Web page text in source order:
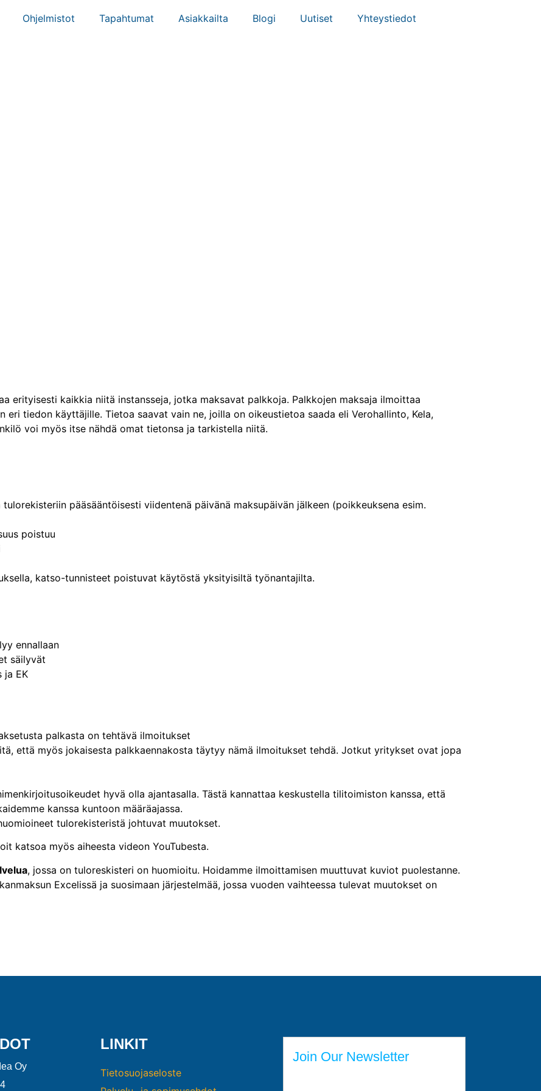
Ohjelmistot Tapahtumat Asiakkailta Blogi Uutiset Yhteystiedot
erityisesti kaikkia niitä instansseja, jotka maksavat palkkoja. Palkkojen maksaja ilmoittaa
tiedon käyttäjille. Tietoa saavat vain ne, joilla on oikeustietoa saada eli Verohallinto, Kela,
voi myös itse nähdä omat tietonsa ja tarkistella niitä.
pääsääntöisesti viidentenä päivänä maksupäivän jälkeen (poikkeuksena esim.
poistuu
katso-tunnisteet poistuvat käytöstä yksityisiltä työnantajilta.
ennallaan
säilyvät
ja EK
palkasta on tehtävä ilmoitukset
että myös jokaisesta palkkaennakosta täytyy nämä ilmoitukset tehdä. Jotkut yritykset ovat jopa
hyvä olla ajantasalla. Tästä kannattaa keskustella tilitoimiston kanssa, että
kanssa kuntoon määräajassa.
tulorekisteristä johtuvat muutokset.
katsoa myös aiheesta videon YouTubesta.
, jossa on tuloreskisteri on huomioitu. Hoidamme ilmoittamisen muuttuvat kuviot puolestanne.
Excelissä ja suosimaan järjestelmää, jossa vuoden vaihteessa tulevat muutokset on
Oy
LINKIT
Tietosuojaseloste
Join Our Newsletter